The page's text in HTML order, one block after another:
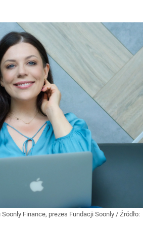
Finance, prezes Fundacji Soonly / Źródło: